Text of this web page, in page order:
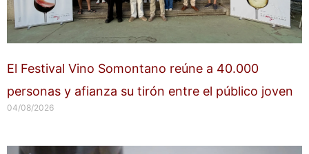
El Festival Vino Somontano reúne a 40.000
personas y afianza su tirón entre el público joven
04/08/2026